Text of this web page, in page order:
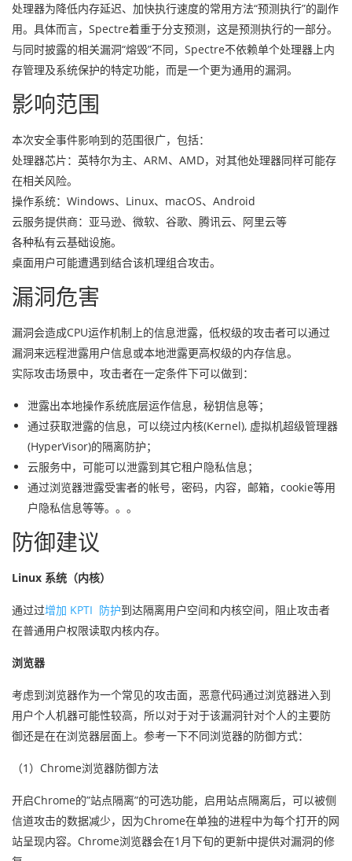
处理器为降低内存延迟、加快执行速度的常用方法“预测执行”的副作
用。具体而言，Spectre着重于分支预测，这是预测执行的一部分。
与同时披露的相关漏洞“熔毁”不同，Spectre不依赖单个处理器上内
存管理及系统保护的特定功能，而是一个更为通用的漏洞。
影响范围
本次安全事件影响到的范围很广，包括：
处理器芯片：英特尔为主、ARM、AMD，对其他处理器同样可能存
在相关风险。
操作系统：Windows、Linux、macOS、Android
云服务提供商：亚马逊、微软、谷歌、腾讯云、阿里云等
各种私有云基础设施。
桌面用户可能遭遇到结合该机理组合攻击。
漏洞危害
漏洞会造成CPU运作机制上的信息泄露，低权级的攻击者可以通过
漏洞来远程泄露用户信息或本地泄露更高权级的内存信息。
实际攻击场景中，攻击者在一定条件下可以做到：
泄露出本地操作系统底层运作信息，秘钥信息等；
通过获取泄露的信息，可以绕过内核(Kernel), 虚拟机超级管理器
(HyperVisor)的隔离防护；
云服务中，可能可以泄露到其它租户隐私信息；
通过浏览器泄露受害者的帐号，密码，内容，邮箱，cookie等用
户隐私信息等等。。。
防御建议
Linux 系统（内核）
通过过增加 KPTI 防护到达隔离用户空间和内核空间，阻止攻击者
在普通用户权限读取内核内存。
浏览器
考虑到浏览器作为一个常见的攻击面，恶意代码通过浏览器进入到
用户个人机器可能性较高，所以对于对于该漏洞针对个人的主要防
御还是在在浏览器层面上。参考一下不同浏览器的防御方式：
（1）Chrome浏览器防御方法
开启Chrome的”站点隔离”的可选功能，启用站点隔离后，可以被侧
信道攻击的数据减少，因为Chrome在单独的进程中为每个打开的网
站呈现内容。Chrome浏览器会在1月下旬的更新中提供对漏洞的修